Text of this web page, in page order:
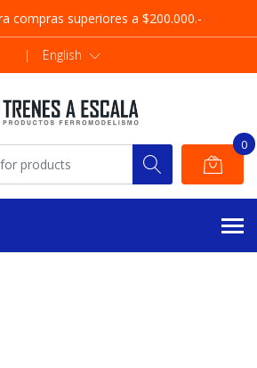
compras superiores a $200.000.-
| English
0